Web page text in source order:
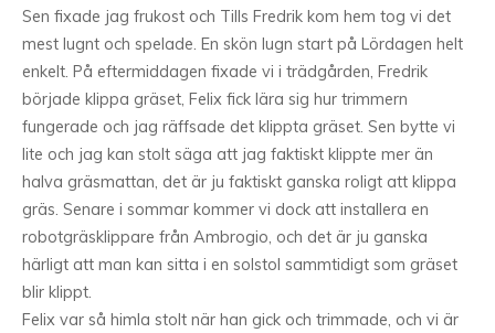
Sen fixade jag frukost och Tills Fredrik kom hem tog vi det
mest lugnt och spelade. En skön lugn start på Lördagen helt
enkelt. På eftermiddagen fixade vi i trädgården, Fredrik
började klippa gräset, Felix fick lära sig hur trimmern
fungerade och jag räffsade det klippta gräset. Sen bytte vi
lite och jag kan stolt säga att jag faktiskt klippte mer än
halva gräsmattan, det är ju faktiskt ganska roligt att klippa
gräs. Senare i sommar kommer vi dock att installera en
robotgräsklippare från Ambrogio, och det är ju ganska
härligt att man kan sitta i en solstol sammtidigt som gräset
blir klippt.
Felix var så himla stolt när han gick och trimmade, och vi är